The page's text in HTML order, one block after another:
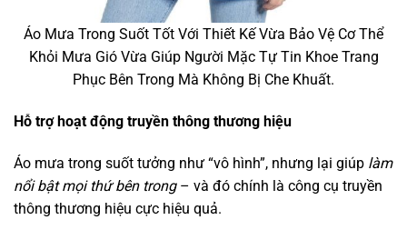
Áo Mưa Trong Suốt Tốt Với Thiết Kế Vừa Bảo Vệ Cơ Thể
Khỏi Mưa Gió Vừa Giúp Người Mặc Tự Tin Khoe Trang
Phục Bên Trong Mà Không Bị Che Khuất.
Hỗ trợ hoạt động truyền thông thương hiệu
Áo mưa trong suốt tưởng như “vô hình”, nhưng lại giúp làm
nổi bật mọi thứ bên trong– và đó chính là công cụ truyền
thông thương hiệu cực hiệu quả.